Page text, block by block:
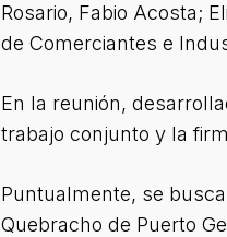
Rosario, Fabio Acosta;
de Comerciantes e
En la reunión,
trabajo conjunto y la
Puntualmente, se
Quebracho de Puerto